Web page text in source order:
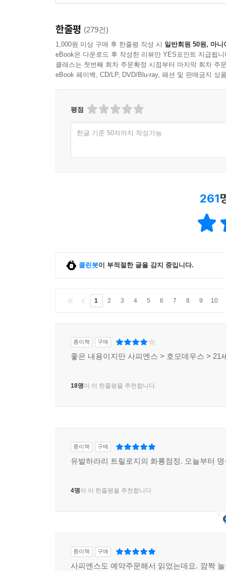
한줄평 (279건)
1,000원 이상 구매 후 한줄평 작성 시 일반회원 50원, 마니
eBook은 다운로드 후 작성한 리뷰만 YES포인트 지급됩니
클래스는 첫번째 회차 주문확정 시점부터 마지막 회차 주
eBook 페이백, CD/LP, DVD/Blu-ray, 패션 및 판매금지 상
평점
한글 기준 50자까지 작성가능
261
클린봇이 부적절한 글을 감지 중입니다.
1 2 3 4 5 6 7 8 9 10
종이책 구매
좋은 내용이지만 사피엔스 > 호모데우스 > 21
18명이 이 한줄평을 추천합니다.
종이책 구매
유발하라리 트릴로지의 화룡점정. 오늘부터
4명이 이 한줄평을 추천합니다.
종이책 구매
사피엔스도 예약주문해서 읽었는데요. 깜짝